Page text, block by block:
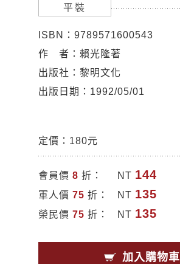
平裝
ISBN：9789571600543
作 者：賴光隆著
出版社：黎明文化
出版日期：1992/05/01
定價：180元
會員價 8 折： NT 144
軍人價 75 折： NT 135
榮民價 75 折： NT 135
加入購物車